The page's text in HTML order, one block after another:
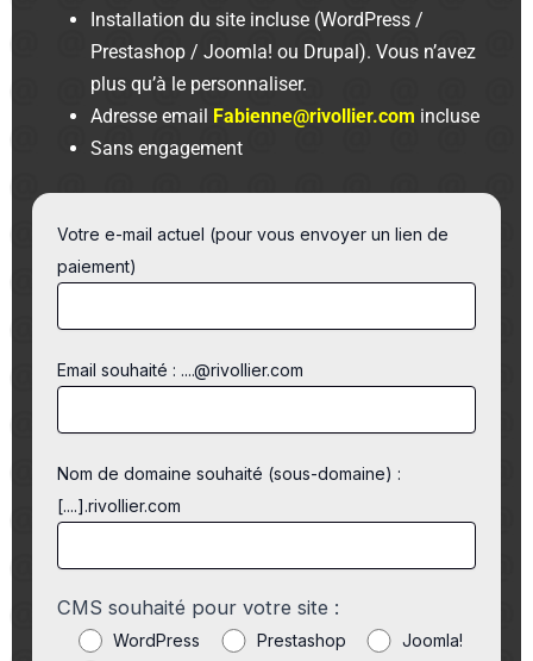
Installation du site incluse (WordPress /
Prestashop / Joomla! ou Drupal). Vous n’avez
plus qu’à le personnaliser.
Adresse email Fabienne@rivollier.com incluse
Sans engagement
Votre e-mail actuel (pour vous envoyer un lien de
paiement)
Email souhaité : ....@rivollier.com
Nom de domaine souhaité (sous-domaine) :
[....].rivollier.com
CMS souhaité pour votre site :
WordPress Prestashop
Joomla!